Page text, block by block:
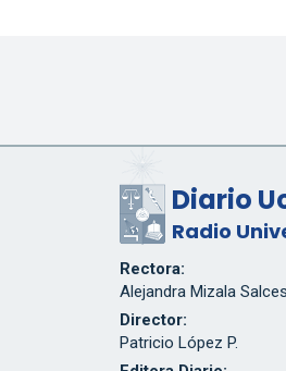
Diario
Radio
Rectora:
Alejandra Mizala Salces
Director:
Patricio López P.